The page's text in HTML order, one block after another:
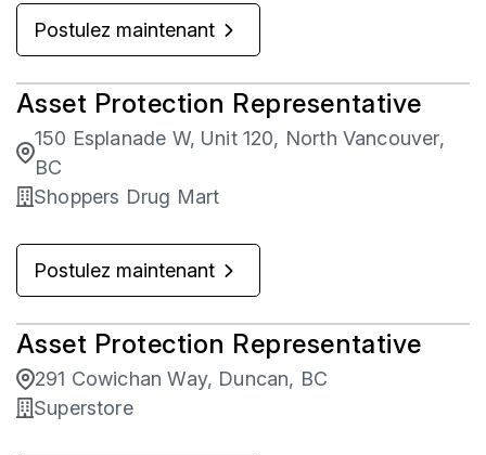
Postulez maintenant
Asset Protection Representative
150 Esplanade W, Unit 120, North Vancouver,
BC
Shoppers Drug Mart
Postulez maintenant
Asset Protection Representative
291 Cowichan Way, Duncan, BC
Superstore